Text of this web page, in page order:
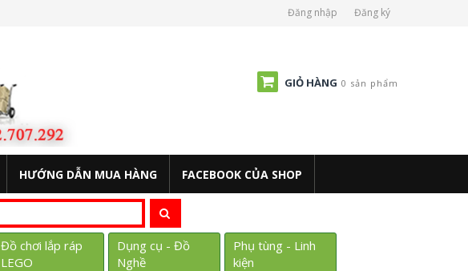
Đăng nhập Đăng ký
GIỎ HÀNG 0 sản phẩm
HƯỚNG DẪN MUA HÀNG FACEBOOK CỦA SHOP
Đồ chơi lắp ráp
LEGO
Dụng cụ - Đồ
Nghề
Phụ tùng - Linh
kiện